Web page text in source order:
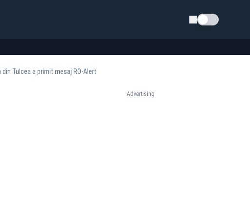
Schimba tema
Tulcea a primit mesaj RO-Alert
Advertising